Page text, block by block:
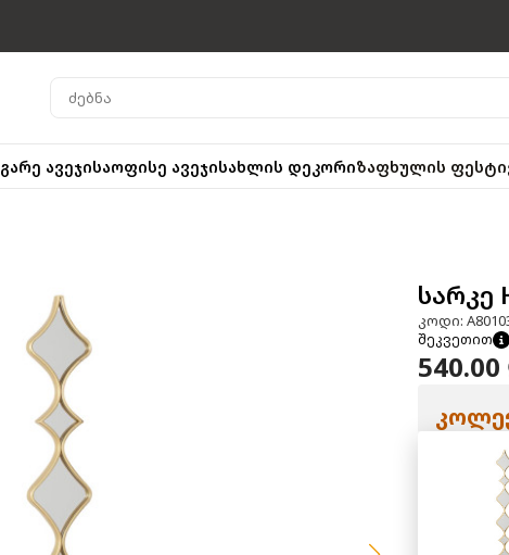
გარე ავეჯისაოფისე ავეჯისახლის დეკორიზაფხულის
სარკე
კოდი:
შეკვეთით